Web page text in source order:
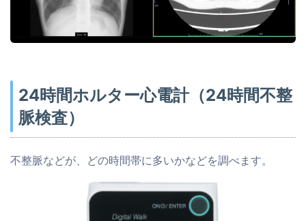
24時間ホルター心電計（24時間不整
脈検査）
不整脈などが、どの時間帯に多いかなどを調べます。